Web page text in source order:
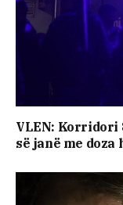
VLEN: Korridori
së janë me doza